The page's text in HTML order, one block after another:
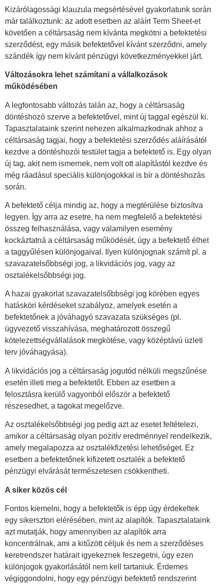
Kizárólagossági klauzula megsértésével gyakorlatunk során
már találkoztunk: az adott esetben az aláírt Term Sheet-et
követően a céltársaság nem kívánta megkötni a befektetési
szerződést, egy másik befektetővel kívánt szerződni, amely
szándék így nem kívánt pénzügyi következményekkel járt.
Változásokra lehet számítani a vállalkozások
működésében
A legfontosabb változás talán az, hogy a céltársaság
döntéshozó szerve a befektetővel, mint új taggal egészül ki.
Tapasztalataink szerint nehezen alkalmazkodnak ahhoz a
céltársaság tagjai, hogy a befektetési szerződés aláírásától
kezdve a döntéshozói testület tagja a befektető is. Egy olyan
új tag, akit nem ismernek, nem volt ott alapítástól kezdve és
még ráadásul speciális különjogokkal is bír a döntéshozás
során.
A befektető célja mindig az, hogy a megtérülése biztosítva
legyen. Így arra az esetre, ha nem megfelelő a befektetési
összeg felhasználása, vagy valamilyen esemény
kockáztatná a céltársaság működését, úgy a befektető élhet
a taggyűlésen különjogaival. Ilyen különjognak számít pl. a
szavazatelsőbbségi jog, a likvidációs jog, vagy az
osztalékelsőbbségi jog.
A hazai gyakorlat szavazatelsőbbségi jog körében egyes
hatásköri kérdéseket szabályoz, amelyek esetén a
befektetőnek a jóváhagyó szavazata szükséges (pl.
ügyvezető visszahívása, meghatározott összegű
kötelezettségvállalások megkötése, vagy középtávú üzleti
terv jóváhagyása).
A likvidációs jog a céltársaság jogutód nélküli megszűnése
esetén illeti meg a befektetőt. Ebben az esetben a
felosztásra kerülő vagyonból először a befektető
részesedhet, a tagokat megelőzve.
Az osztalékelsőbbségi jog pedig azt az esetet feltételezi,
amikor a céltársaság olyan pozitív eredménnyel rendelkezik,
amely megalapozza az osztalékfizetési lehetőséget. Ez
esetben a befektetőnek kifizetett osztalék a befektető
pénzügyi elvárását természetesen csökkentheti.
A siker közös cél
Fontos kiemelni, hogy a befektetők is épp úgy érdekeltek
egy sikersztori elérésében, mint az alapítók. Tapasztalataink
azt mutatják, hogy amennyiben az alapítók arra
koncentrálnak, ami a kitűzött céljuk és nem a szerződéses
keretrendszer határait igyekeznek feszegetni, úgy ezen
különjogok gyakorlásától nem kell tartaniuk. Érdemes
végiggondolni, hogy egy pénzügyi befektető rendszerint